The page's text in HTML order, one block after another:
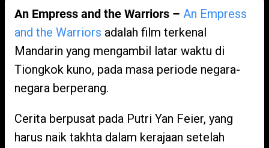
An Empress and the Warriors – An Empress
and the Warriors adalah film terkenal
Mandarin yang mengambil latar waktu di
Tiongkok kuno, pada masa periode negara-
negara berperang.
Cerita berpusat pada Putri Yan Feier, yang
harus naik takhta dalam kerajaan setelah